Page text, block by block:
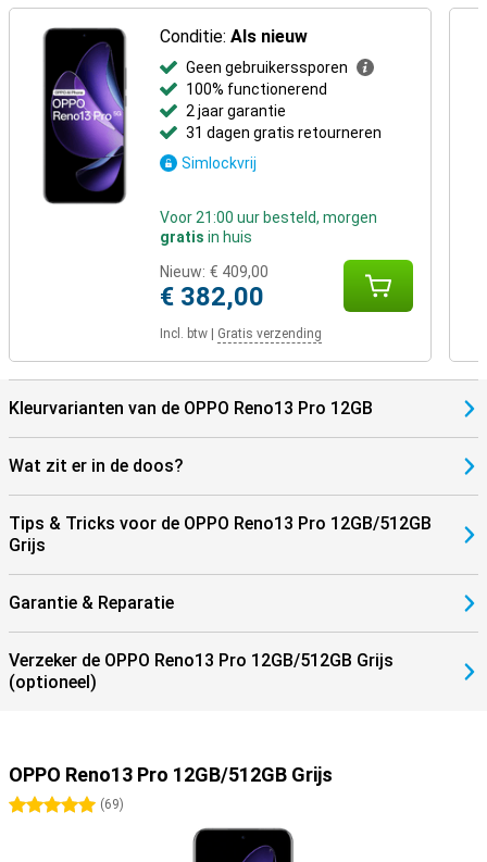
Conditie:Als nieuw
Geen gebruikerssporen
100% functionerend
2 jaar garantie
31 dagen gratis retourneren
Simlockvrij
Voor 21:00 uur besteld, morgen
gratis in huis
Nieuw: € 409,00
€ 382,00
Incl. btw Gratis verzending
Kleurvarianten van de OPPO Reno13 Pro 12GB
Wat zit er in de doos?
Tips & Tricks voor de OPPO Reno13 Pro 12GB/512GB
Grijs
Garantie & Reparatie
Verzeker de OPPO Reno13 Pro 12GB/512GB Grijs
(optioneel)
OPPO Reno13 Pro 12GB/512GB Grijs
5 sterren
(69)